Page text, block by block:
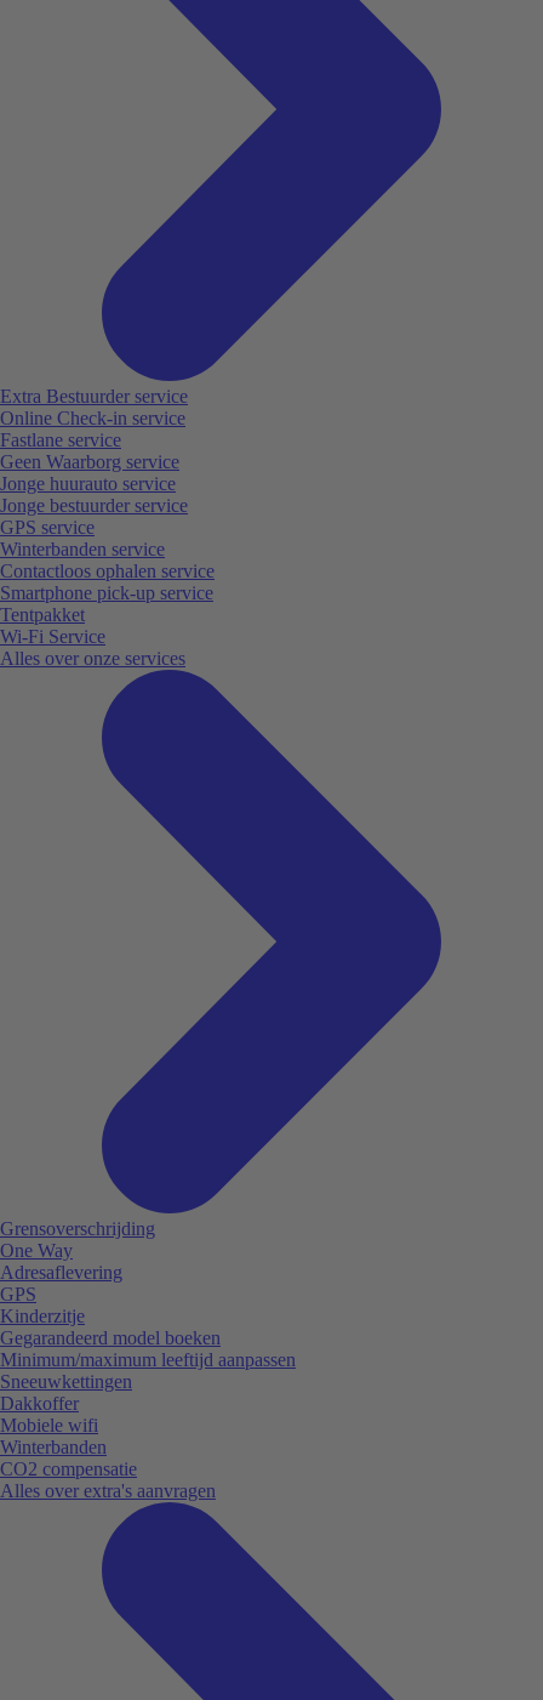
Extra Bestuurder service
Online Check-in service
Fastlane service
Geen Waarborg service
Jonge huurauto service
Jonge bestuurder service
GPS service
Winterbanden service
Contactloos ophalen service
Smartphone pick-up service
Tentpakket
Wi-Fi Service
Alles over onze services
Grensoverschrijding
One Way
Adresaflevering
GPS
Kinderzitje
Gegarandeerd model boeken
Minimum/maximum leeftijd aanpassen
Sneeuwkettingen
Dakkoffer
Mobiele wifi
Winterbanden
CO2 compensatie
Alles over extra's aanvragen